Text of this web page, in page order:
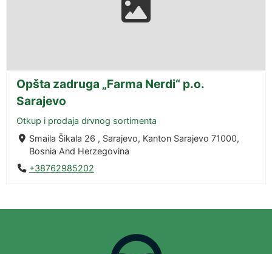
Opšta zadruga „Farma Nerdi“ p.o.
Sarajevo
Otkup i prodaja drvnog sortimenta
Smaila Šikala 26 , Sarajevo, Kanton Sarajevo 71000,
Bosnia And Herzegovina
+38762985202